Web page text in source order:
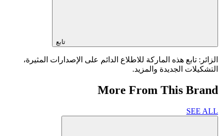
تابع
الزائر: تابع هذه الماركة للاطلاع الدائم على الإصدارات المثيرة،
التشكيلات الجديدة والمزيد.
More From This Brand
SEE ALL